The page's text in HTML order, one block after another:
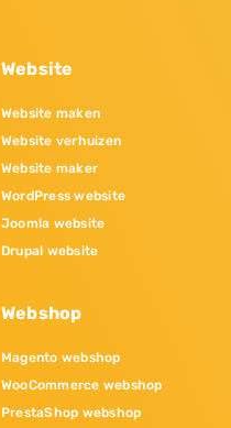
Website
Website maken
Website verhuizen
Website maker
WordPress website
Joomla website
Drupal website
Webshop
Magento webshop
WooCommerce webshop
PrestaShop webshop